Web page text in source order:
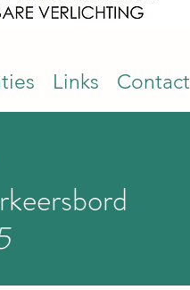
Links Contact